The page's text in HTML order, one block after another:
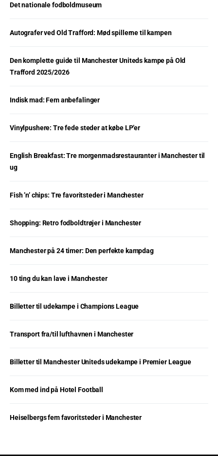
Det nationale fodboldmuseum
Autografer ved Old Trafford: Mød spillerne til kampen
Den komplette guide til Manchester Uniteds kampe på Old
Trafford 2025/2026
Indisk mad: Fem anbefalinger
Vinylpushere: Tre fede steder at købe LP’er
English Breakfast: Tre morgenmadsrestauranter i Manchester til
ug
Fish ’n’ chips: Tre favoritsteder i Manchester
Shopping: Retro fodboldtrøjer i Manchester
Manchester på 24 timer: Den perfekte kampdag
10 ting du kan lave i Manchester
Billetter til udekampe i Champions League
Transport fra/til lufthavnen i Manchester
Billetter til Manchester Uniteds udekampe i Premier League
Kom med ind på Hotel Football
Heiselbergs fem favoritsteder i Manchester